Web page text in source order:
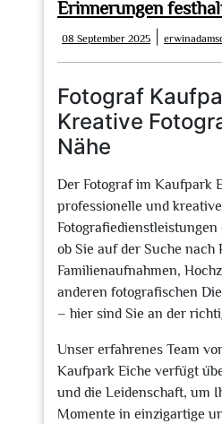
Erinnerungen
08 September 2025
September
2025
Fotograf
Kreative
Nähe
Der Fotograf im Kaufpark
professionelle und kreative
ob Sie auf der Suche nach
Familienaufnahmen,
anderen fotografischen
– hier sind Sie an der
Unser erfahrenes Team
Kaufpark Eiche verfügt
und die Leidenschaft, um
Momente in einzigartige